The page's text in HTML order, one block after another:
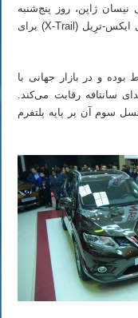
ژاپن، روز پنج‌شنبه
شانزدهم دی‌ماه در شوروم نیاوران خود از مدل ایکس-ترِیل (X-Trail) برای
و در بازار جهانی با
سانتافه رقابت می‌کند.
متولد شد و 13 سال بعد نسل سوم آن بر پایه پلتفرم